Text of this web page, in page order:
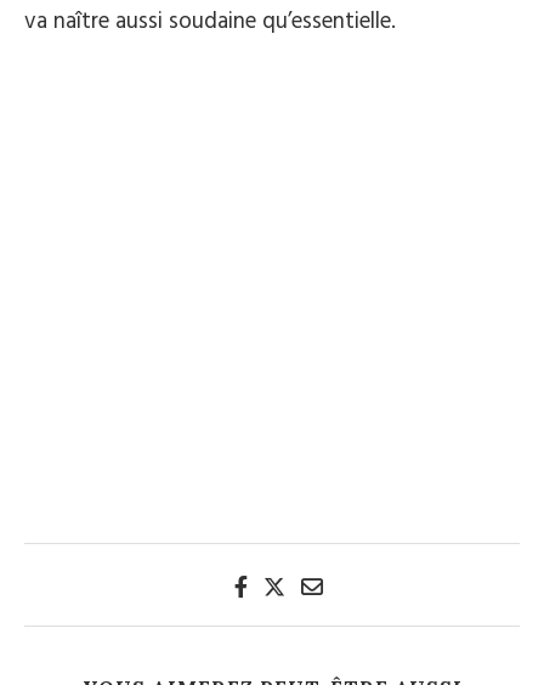
va naître aussi soudaine qu’essentielle.